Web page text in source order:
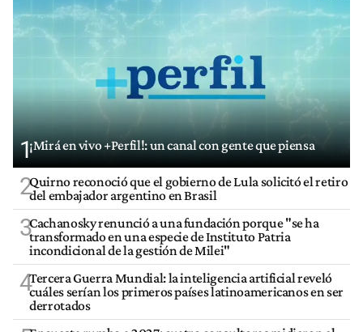
1¡Mirá en vivo +Perfil!: un canal con gente que piensa
2Quirno reconoció que el gobierno de Lula solicitó el retiro
del embajador argentino en Brasil
3Cachanosky renunció a una fundación porque "se ha
transformado en una especie de Instituto Patria
incondicional de la gestión de Milei"
4Tercera Guerra Mundial: la inteligencia artificial reveló
cuáles serían los primeros países latinoamericanos en ser
derrotados